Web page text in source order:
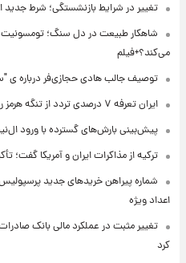
تغییر در شرایط بازنشستگی؛ شرط جدید
شاهکار طبیعت در دل سنگ؛
می‌کند؟+فیلم
توصیف جالب هادی حجازی‌فر درباره ی
ایران تعرفه ۷ درصدی تردد از تنگه هرمز را ابلاغ کرد
پیش‌بینی بارش‌های گسترده با ورود
ترکیه از مذاکرات ایران و آمریکا گفت؛
شماره پیراهن خریدهای جدید
اعداد ویژه
کرد